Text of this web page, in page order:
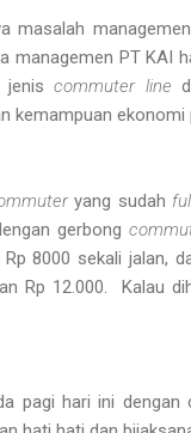
masalah
PT KAI
jeniscommuter line
kemampuan
yang sudah
gerbong
8000 sekali jalan,
Rp 12.000. Kalau
pagi hari ini